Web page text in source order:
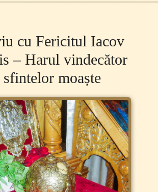
cu Fericitul Iacov
‒ Harul vindecător
sfintelor moaște